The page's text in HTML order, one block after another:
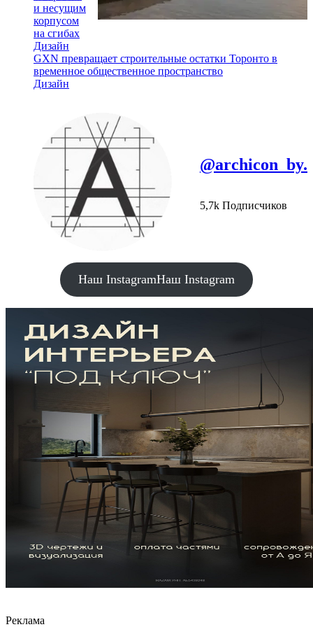
и несущим
корпусом
на сгибах
Дизайн
GXN превращает строительные остатки Торонто в
временное общественное пространство
Дизайн
@archicon_by.
5,7k Подписчиков
Наш InstagramНаш Instagram
Реклама